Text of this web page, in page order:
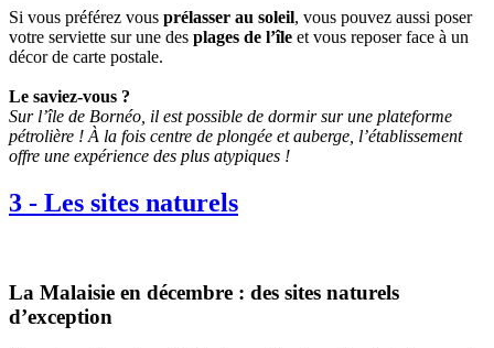
Si vous préférez vous prélasser au soleil, vous pouvez aussi poser
votre serviette sur une des plages de l’île et vous reposer face à un
décor de carte postale.
Le saviez-vous ?
Sur l’île de Bornéo, il est possible de dormir sur une plateforme
pétrolière ! À la fois centre de plongée et auberge, l’établissement
offre une expérience des plus atypiques !
3 - Les sites naturels
La Malaisie en décembre : des sites naturels
d’exception